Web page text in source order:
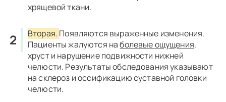
хрящевой ткани.
Вторая. Появляются выраженные изменения.
Пациенты жалуются наболевые ощущения,
хруст и нарушение подвижности нижней
челюсти. Результаты обследования указывают
на склероз и оссификацию суставной головки
челюсти.